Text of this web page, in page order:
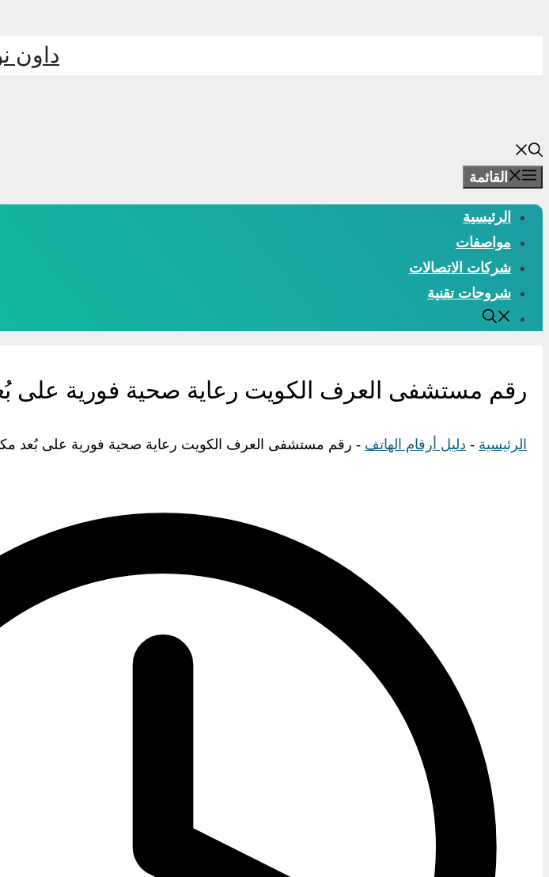
داون
القائمة
الرئيسية
مواصفات
شركات الاتصالات
شروحات تقنية
رقم مستشفى العرف الكويت رعاية صحية فورية على
الرئيسية - دليل أرقام الهاتف - رقم مستشفى العرف الكويت رعاية صحية فورية على بُعد